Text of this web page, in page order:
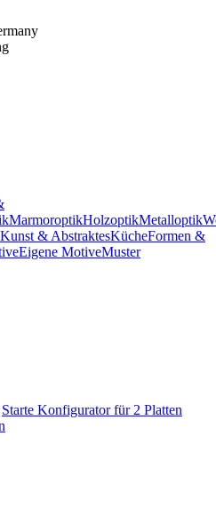
MarmoroptikHolzoptikMetalloptik
Kunst & AbstraktesKücheFormen &
Eigene MotiveMuster
Starte Konfigurator für 2 Platten